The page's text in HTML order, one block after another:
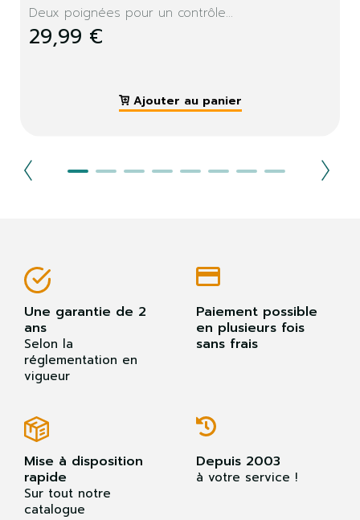
Deux poignées pour un contrôle...
29,99 €
Ajouter au panier
Une garantie de 2
ans
Selon la
réglementation en
vigueur
Paiement possible
en plusieurs fois
sans frais
Mise à disposition
rapide
Sur tout notre
catalogue
Depuis 2003
à votre service !